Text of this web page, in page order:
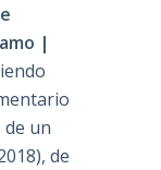
|
un
de